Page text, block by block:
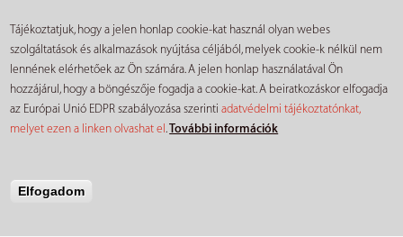
Tájékoztatjuk, hogy a jelen honlap cookie-kat használ olyan webes
szolgáltatások és alkalmazások nyújtása céljából, melyek cookie-k nélkül nem
lennének elérhetőek az Ön számára. A jelen honlap használatával Ön
hozzájárul, hogy a böngészője fogadja a cookie-kat. A beiratkozáskor elfogadja
az Európai Unió EDPR szabályozása szerintiadatvédelmi tájékoztatónkat,
melyet ezen a linken olvashat el.További információk
Elfogadom